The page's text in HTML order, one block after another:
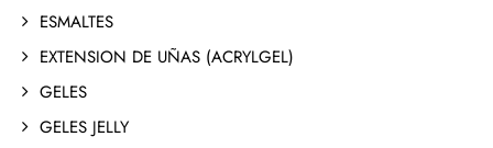
ESMALTES
EXTENSION DE UÑAS (ACRYLGEL)
GELES
GELES JELLY